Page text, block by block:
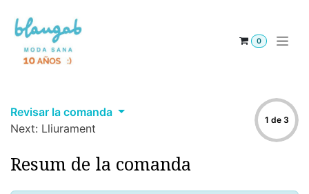
0
Revisar la comanda
Next: Lliurament
1 de 3
Resum de la comanda